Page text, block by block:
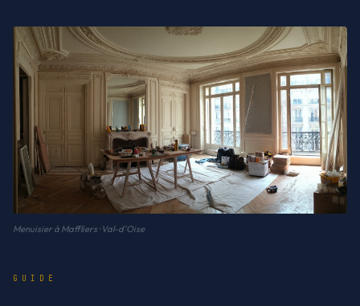
Menuisier à Maffliers · Val-d'Oise
GUIDE